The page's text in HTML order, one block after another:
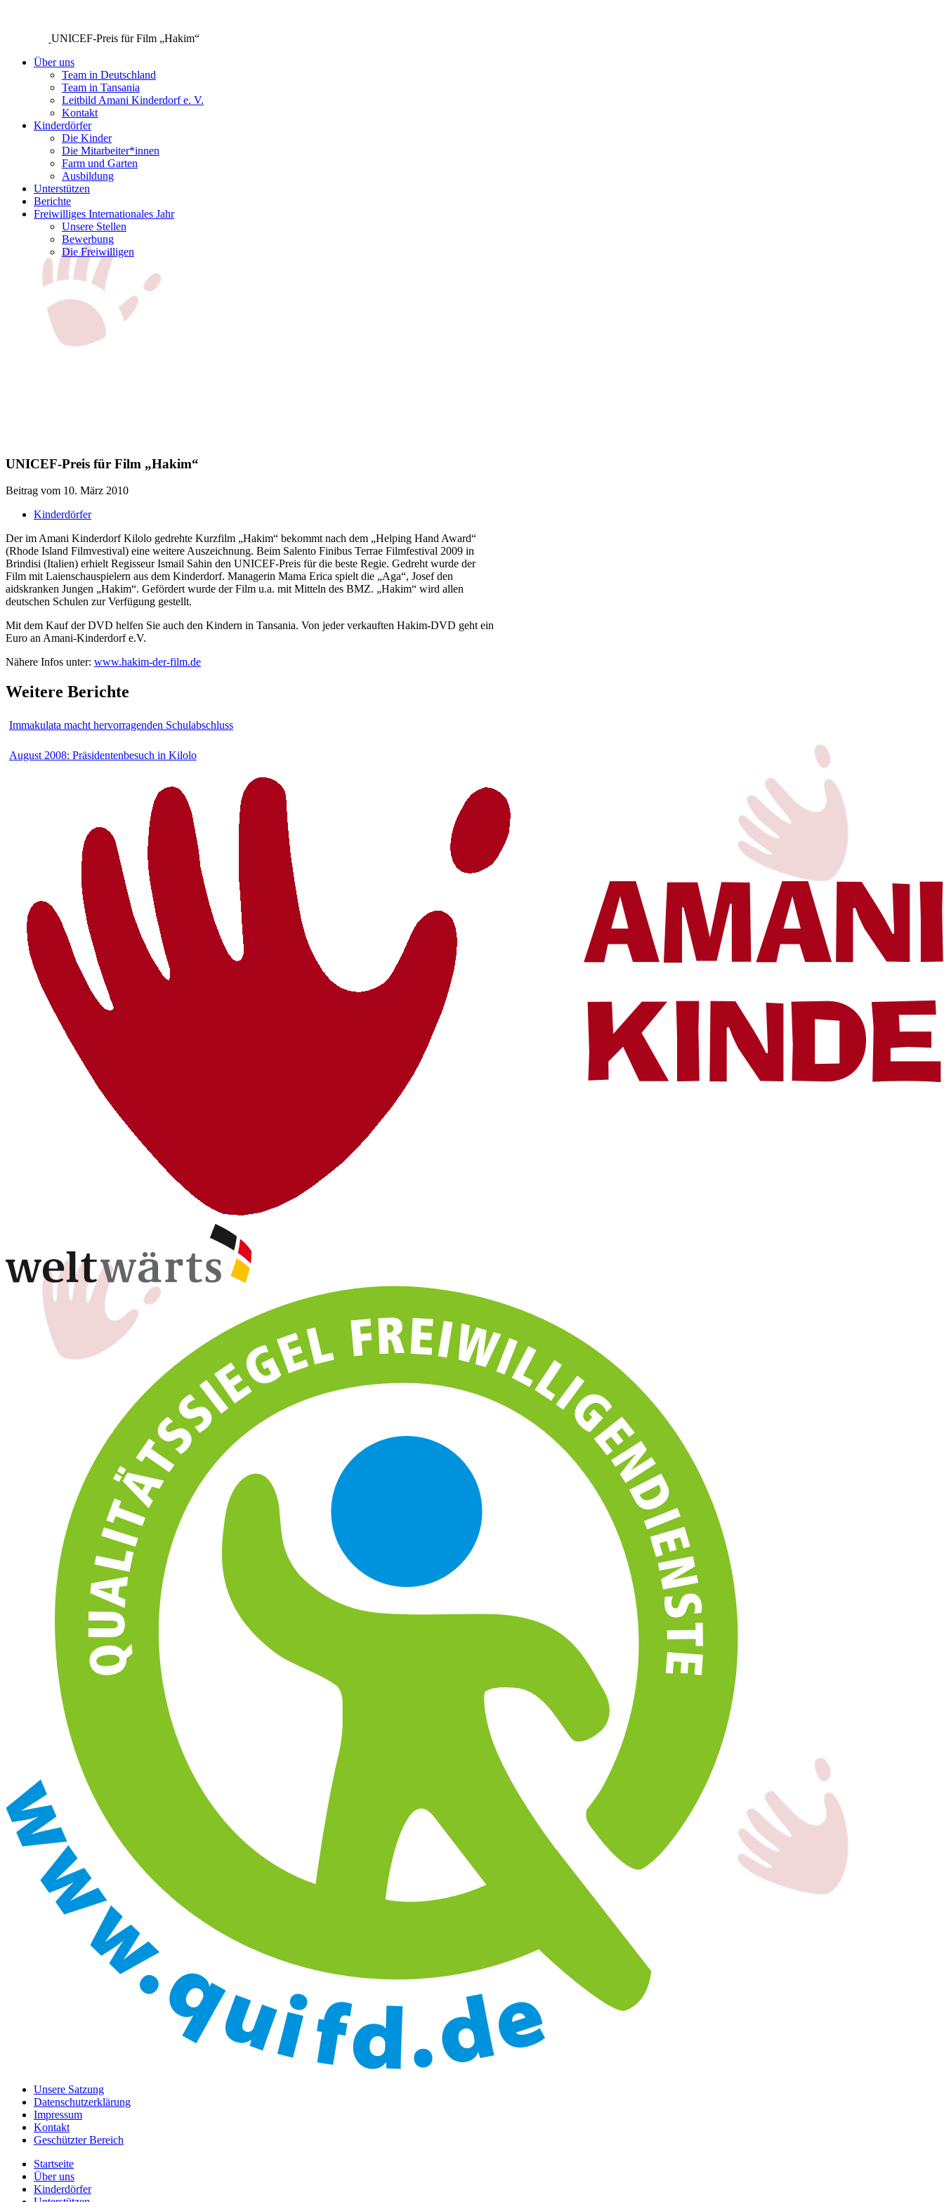
UNICEF-Preis für Film „Hakim“
Über uns
Team in Deutschland
Team in Tansania
Leitbild Amani Kinderdorf e. V.
Kontakt
Kinderdörfer
Die Kinder
Die Mitarbeiter*innen
Farm und Garten
Ausbildung
Unterstützen
Berichte
Freiwilliges Internationales Jahr
Unsere Stellen
Bewerbung
Die Freiwilligen
UNICEF-Preis für Film „Hakim“
Beitrag vom 10. März 2010
Kinderdörfer
Der im Amani Kinderdorf Kilolo gedrehte Kurzfilm „Hakim“ bekommt nach dem „Helping Hand Award“
(Rhode Island Filmvestival) eine weitere Auszeichnung. Beim Salento Finibus Terrae Filmfestival 2009 in
Brindisi (Italien) erhielt Regisseur Ismail Sahin den UNICEF-Preis für die beste Regie. Gedreht wurde der
Film mit Laienschauspielern aus dem Kinderdorf. Managerin Mama Erica spielt die „Aga“, Josef den
aidskranken Jungen „Hakim“. Gefördert wurde der Film u.a. mit Mitteln des BMZ. „Hakim“ wird allen
deutschen Schulen zur Verfügung gestellt.
Mit dem Kauf der DVD helfen Sie auch den Kindern in Tansania. Von jeder verkauften Hakim-DVD geht ein
Euro an Amani-Kinderdorf e.V.
Nähere Infos unter: www.hakim-der-film.de
Weitere Berichte
Immakulata macht hervorragenden Schulabschluss
August 2008: Präsidentenbesuch in Kilolo
Unsere Satzung
Datenschutzerklärung
Impressum
Kontakt
Geschützter Bereich
Startseite
Über uns
Kinderdörfer